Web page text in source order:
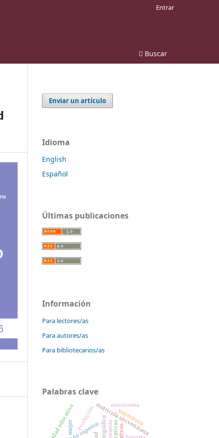
Buscar
Entrar
Enviar un artículo
Idioma
English
Español
Últimas publicaciones
Información
Para lectores/as
Para autores/as
Para bibliotecarios/as
Palabras clave
matrícula universitaria
mujer evolución trayectoria
calidad educativa autonomía